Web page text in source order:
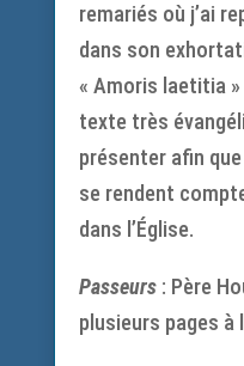
remariés où j’ai
dans son
« Amoris laetitia
texte très
présenter afin
se rendent
dans l’Église.
Passeurs: Père
plusieurs pages à